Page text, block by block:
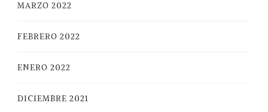
MARZO 2022
FEBRERO 2022
ENERO 2022
DICIEMBRE 2021